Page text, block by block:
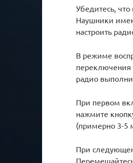
Убедитесь,
Наушники
настроить
В режиме
переключения
радио
При первом
нажмите
(примерно 3-5
При